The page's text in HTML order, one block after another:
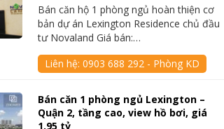
Bán căn hộ 1 phòng ngủ hoàn thiện cơ
bản dự án Lexington Residence chủ đầu
tư Novaland Giá bán:…
Liên hệ:0903 688 292 - Phòng KD
Bán căn 1 phòng ngủ Lexington –
Quận 2, tầng cao, view hồ bơi, giá
1.95 tỷ